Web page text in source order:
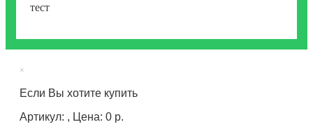
тест
×
Если Вы хотите купить
Артикул: , Цена: 0 р.